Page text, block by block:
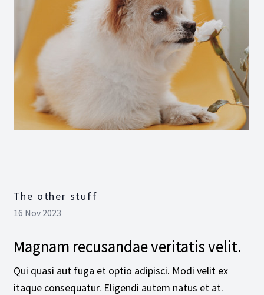
The other stuff
16 Nov 2023
Magnam recusandae veritatis velit.
Qui quasi aut fuga et optio adipisci. Modi velit ex
itaque consequatur. Eligendi autem natus et at.